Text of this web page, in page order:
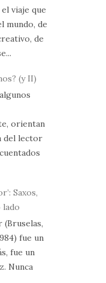
viaje que
mundo, de
de
(y II)
orientan
del lector
Saxos,
fue un
fue un
Nunca